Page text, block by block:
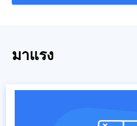
มาแรง